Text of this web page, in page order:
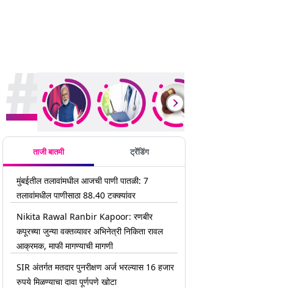
ताजी बातमी ट्रेंडिंग
मुंबईतील तलावांमधील आजची पाणी पातळी: 7
तलावांमधील पाणीसाठा 88.40 टक्क्यांवर
Nikita Rawal Ranbir Kapoor: रणबीर
कपूरच्या जुन्या वक्तव्यावर अभिनेत्री निकिता रावल
आक्रमक, माफी मागण्याची मागणी
SIR अंतर्गत मतदार पुनरीक्षण अर्ज भरल्यास 16 हजार
रुपये मिळण्याचा दावा पूर्णपणे खोटा